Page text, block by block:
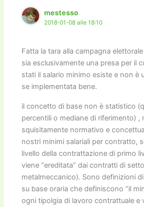
mestesso
2018-01-08 alle 18:10
Fatta la tara alla campagna
sia esclusivamente una presa per il
stati il salario minimo esiste e non è
se implementata bene.
il concetto di base non è statistico
percentili o mediane di riferimento) ,
squisitamente normativo e
nostri minimi salariali per contratto,
livello della contrattazione di primo
viene “ereditata” dai contratti di
metalmeccanico). Sono definizioni
su base oraria che definiscono “il
ogni tipolgia di lavoro contrattuale e